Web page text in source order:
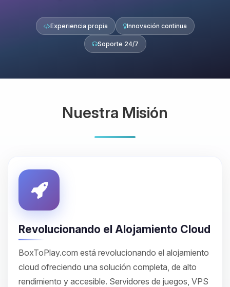
Experiencia propia Innovación continua
Soporte 24/7
Nuestra Misión
Revolucionando el Alojamiento Cloud
BoxToPlay.com está revolucionando el alojamiento
cloud ofreciendo una solución completa, de alto
rendimiento y accesible. Servidores de juegos, VPS